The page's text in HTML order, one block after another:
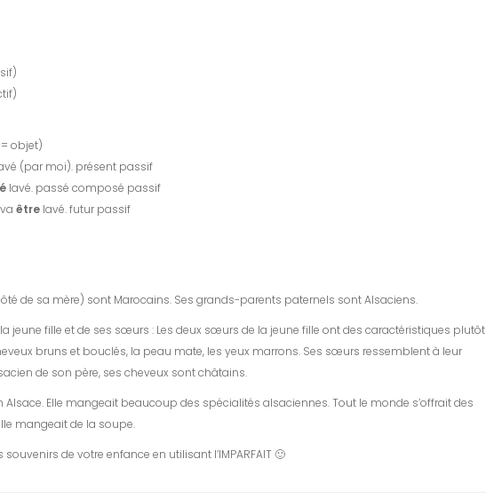
objet)
(par moi). présent passif
lavé. passé composé passif
être lavé. futur passif
de sa mère) sont Marocains. Ses grands-parents paternels sont Alsaciens.
jeune fille et de ses sœurs : Les deux sœurs de la jeune fille ont des caractéristiques plutôt
bruns et bouclés, la peau mate, les yeux marrons. Ses sœurs ressemblent à leur
de son père, ses cheveux sont châtains.
Alsace. Elle mangeait beaucoup des spécialités alsaciennes. Tout le monde s’offrait des
mangeait de la soupe.
de votre enfance en utilisant l’IMPARFAIT 🙂